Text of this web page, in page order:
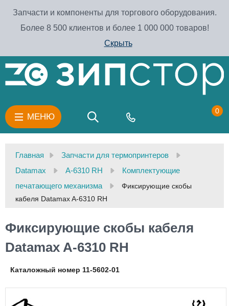
Запчасти и компоненты для торгового оборудования.
Более 8 500 клиентов и более 1 000 000 товаров!
Скрыть
МЕНЮ
0
Главная
Запчасти для термопринтеров
Datamax
A-6310 RH
Комплектующие
печатающего механизма
Фиксирующие скобы
кабеля Datamax A-6310 RH
Фиксирующие скобы кабеля
Datamax A-6310 RH
Каталожный номер 11-5602-01